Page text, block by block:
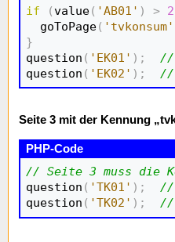
if (value( 'AB01' ) > 2
  goToPage
( 'tvkonsum'
}
question ( 'EK01' ) ;
//
question ( 'EK02' ) ; //
Seite 3 mit der Kennung
// Seite 3 muss die
question ( 'TK01' ) ;
//
question ( 'TK02' ) ; //